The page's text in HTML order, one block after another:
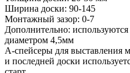
Ширина доски: 90-145
Монтажный зазор: 0-7
Дополнительно:
диаметром 4,5мм
А-спейсеры для выставления
и последней доски